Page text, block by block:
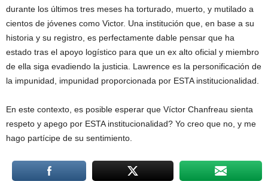
durante los últimos tres meses ha torturado, muerto, y mutilado a
cientos de jóvenes como Victor. Una institución que, en base a su
historia y su registro, es perfectamente dable pensar que ha
estado tras el apoyo logístico para que un ex alto oficial y miembro
de ella siga evadiendo la justicia. Lawrence es la personificación de
la impunidad, impunidad proporcionada por ESTA institucionalidad.
En este contexto, es posible esperar que Víctor Chanfreau sienta
respeto y apego por ESTA institucionalidad? Yo creo que no, y me
hago partícipe de su sentimiento.